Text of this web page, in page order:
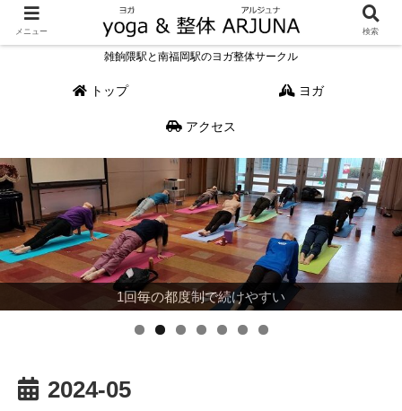
雑餉隈駅と南福岡駅のヨガ整体サークル
トップ ヨガ
アクセス
とにかく敷居の低い趣味のサークル活動
1回毎の都度制で続けやすい
体と運動の専門家である理学療法士が指導
徒歩1分の駅チカだから通いやすい
キャンセルしやすいお気軽さ
主婦もサラリーマンもストレス解消に一汗どうぞ
ダイエットと美容に効果的
2024-05
メニュー 検索